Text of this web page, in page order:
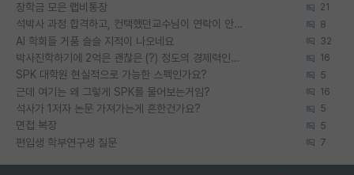
장학금 모은 랩비통장 21
석박사 과정 합격하고, 컨택했던교수님이 연락이 안됩니다... 8
AI 학회들 거품 슬슬 지적이 나오네요 32
박사진학하기에 2억은 괜찮은 (?) 정도의 경제력인가요 16
SPK 대학원 현실적으로 가능한 스펙인가요? 5
근데 여기는 왜 그렇게 SPK를 물어보는거임? 16
석사가 1저자 논문 가져가는게 흔한건가요? 5
면접 복장 5
편입생 학부연구생 질문 7